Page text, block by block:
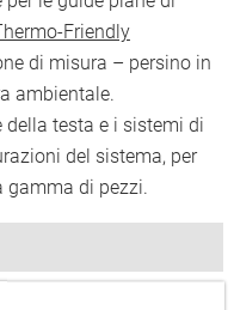
Friendly
di misura – persino in
ambientale.
testa e i sistemi di
del sistema, per
gamma di pezzi.